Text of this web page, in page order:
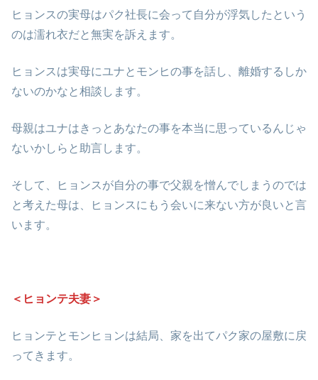
ヒョンスの実母はパク社長に会って自分が浮気したという
のは濡れ衣だと無実を訴えます。
ヒョンスは実母にユナとモンヒの事を話し、離婚するしか
ないのかなと相談します。
母親はユナはきっとあなたの事を本当に思っているんじゃ
ないかしらと助言します。
そして、ヒョンスが自分の事で父親を憎んでしまうのでは
と考えた母は、ヒョンスにもう会いに来ない方が良いと言
います。
＜ヒョンテ夫妻＞
ヒョンテとモンヒョンは結局、家を出てパク家の屋敷に戻
ってきます。